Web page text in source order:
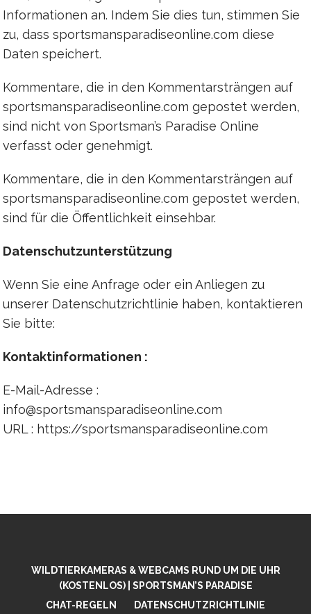
Informationen an. Indem Sie dies tun, stimmen Sie
zu, dass sportsmansparadiseonline.com diese
Daten speichert.
Kommentare, die in den Kommentarsträngen auf
sportsmansparadiseonline.com gepostet werden,
sind nicht von Sportsman’s Paradise Online
verfasst oder genehmigt.
Kommentare, die in den Kommentarsträngen auf
sportsmansparadiseonline.com gepostet werden,
sind für die Öffentlichkeit einsehbar.
Datenschutzunterstützung
Wenn Sie eine Anfrage oder ein Anliegen zu
unserer Datenschutzrichtlinie haben, kontaktieren
Sie bitte:
Kontaktinformationen :
E-Mail-Adresse :
info@sportsmansparadiseonline.com
URL : https://sportsmansparadiseonline.com
WILDTIERKAMERAS & WEBCAMS RUND UM DIE UHR
(KOSTENLOS) | SPORTSMAN’S PARADISE
CHAT-REGELN
DATENSCHUTZRICHTLINIE